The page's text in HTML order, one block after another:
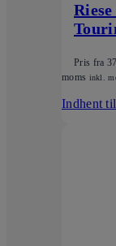
Pris fra
moms inkl.
Indhent